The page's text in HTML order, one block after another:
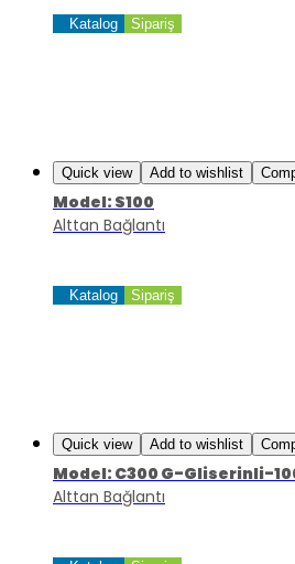
Katalog Sipariş
Quick view Add to wishlist
Model: S100
Alttan Bağlantı
Katalog Sipariş
Quick view Add to wishlist
Model: C300 G-Gliserinli-
Alttan Bağlantı